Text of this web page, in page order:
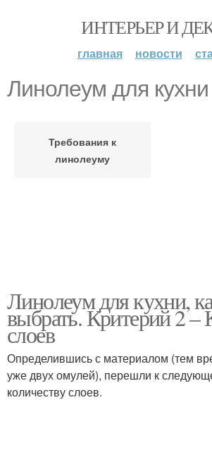
ИНТЕРЬЕР И
главная новости
Линолеум для кухни
Требования к
линолеуму
Линолеум для кухни,
выбрать. Критерий 2 –
слоев
Определившись с материалом (тем
уже двух омулей), перешли к
количеству слоев.